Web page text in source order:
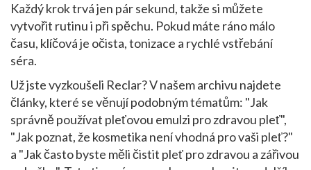
Každý krok trvá jen pár sekund, takže si můžete
vytvořit rutinu i při spěchu. Pokud máte ráno málo
času, klíčová je očista, tonizace a rychlé vstřebání
séra.
Už jste vyzkoušeli Reclar? V našem archivu najdete
články, které se věnují podobným tématům: "Jak
správně používat pleťovou emulzi pro zdravou pleť",
"Jak poznat, že kosmetika není vhodná pro vaši pleť?"
a "Jak často byste měli čistit pleť pro zdravou a zářivou